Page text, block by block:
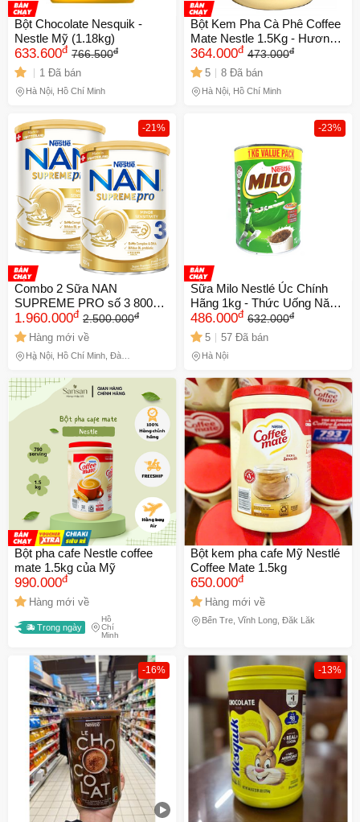
Bột Chocolate Nesquik -
Nestle Mỹ (1.18kg)
633.600đ 766.500đ
1 Đã bán
Hà Nội, Hồ Chí Minh
Bột Kem Pha Cà Phê Coffee
Mate Nestle 1.5Kg - Hương
vị béo ngậy cho ly cà phê
thơm ngon, không chứa
gluten, hoàn hảo cho mọi tín
đồ cà phê.
364.000đ 473.000đ
5 8 Đã bán
Hà Nội, Hồ Chí Minh
-21%
Combo 2 Sữa NAN
SUPREME PRO số 3 800g
(2-6 tuổi)
1.960.000đ 2.500.000đ
Hàng mới về
Hà Nội, Hồ Chí Minh, Đà
-23%
Sữa Milo Nestlé Úc Chính
Hãng 1kg - Thức Uống Năng
Lượng Dinh Dưỡng Cho Trẻ
Em Và Gia Đình, Hỗ Trợ
Tăng Chiều Cao và Sức
Khỏe
486.000đ 632.000đ
5 57 Đã bán
Hà Nội
Bột pha cafe Nestle coffee
mate 1.5kg của Mỹ
990.000đ
Hàng mới về
Trong ngày
Hồ
Chí
Minh
Bột kem pha cafe Mỹ Nestlé
Coffee Mate 1.5kg
650.000đ
Hàng mới về
Bến Tre, Vĩnh Long, Đắk Lắk
-16% -13%